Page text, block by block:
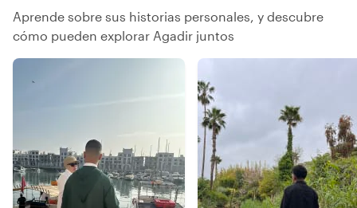
Aprende sobre sus historias personales, y descubre
cómo pueden explorar Agadir juntos